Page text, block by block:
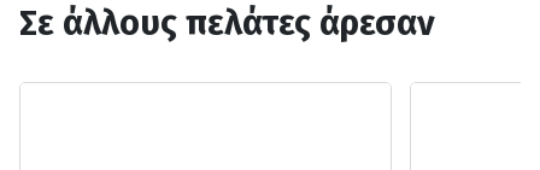
Σε άλλους πελάτες άρεσαν